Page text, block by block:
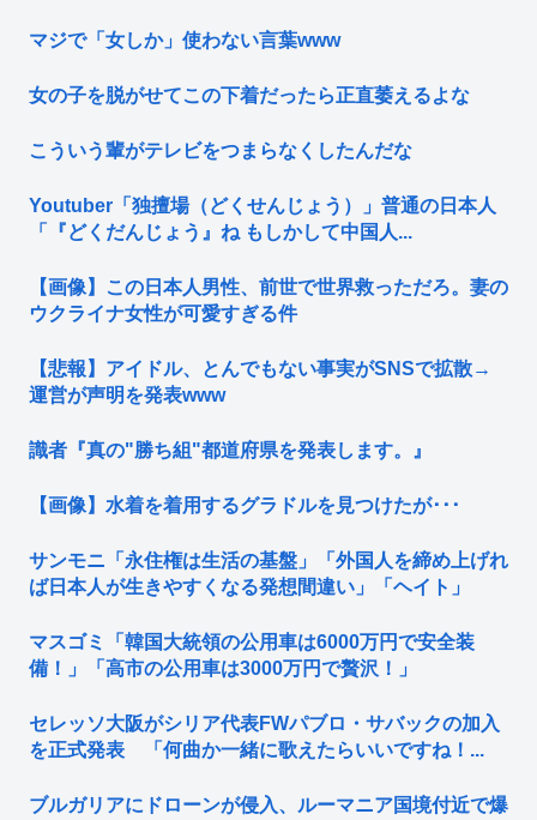
マジで「女しか」使わない言葉www
女の子を脱がせてこの下着だったら正直萎えるよな
こういう輩がテレビをつまらなくしたんだな
Youtuber「独擅場（どくせんじょう）」普通の日本人
「『どくだんじょう』ね もしかして中国人...
【画像】この日本人男性、前世で世界救っただろ。妻の
ウクライナ女性が可愛すぎる件
【悲報】アイドル、とんでもない事実がSNSで拡散→
運営が声明を発表www
識者『真の"勝ち組"都道府県を発表します。』
【画像】水着を着用するグラドルを見つけたが･･･
サンモニ「永住権は生活の基盤」「外国人を締め上げれ
ば日本人が生きやすくなる発想間違い」「ヘイト」
マスゴミ「韓国大統領の公用車は6000万円で安全装
備！」「高市の公用車は3000万円で贅沢！」
セレッソ大阪がシリア代表FWパブロ・サバックの加入
を正式発表 「何曲か一緒に歌えたらいいですね！...
ブルガリアにドローンが侵入、ルーマニア国境付近で爆